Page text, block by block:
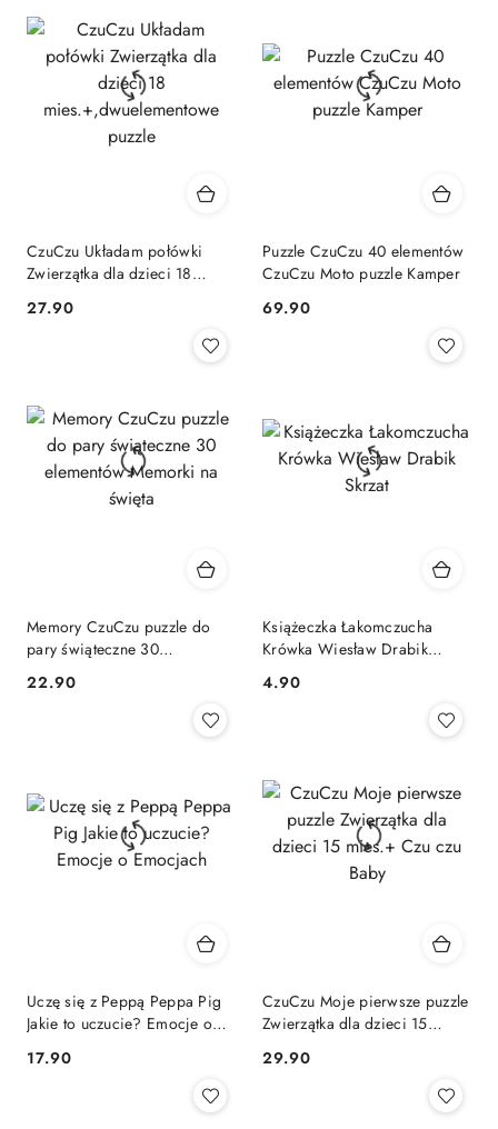
CzuCzu Układam połówki
Zwierzątka dla dzieci 18
puzzle
Cena:
27.90
Puzzle CzuCzu 40 elementów
CzuCzu Moto puzzle Kamper
Cena:
69.90
Memory CzuCzu puzzle do
pary świąteczne 30
Cena:
22.90
Książeczka Łakomczucha
Krówka Wiesław Drabik
Cena:
4.90
Uczę się z Peppą Peppa Pig
Jakie to uczucie? Emocje o
Cena:
17.90
CzuCzu Moje pierwsze puzzle
Zwierzątka dla dzieci 15
Cena:
29.90